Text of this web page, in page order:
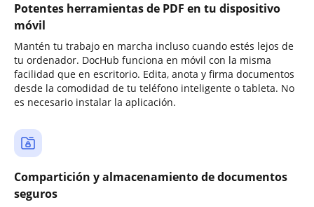
Potentes herramientas de PDF en tu dispositivo
móvil
Mantén tu trabajo en marcha incluso cuando estés lejos de
tu ordenador. DocHub funciona en móvil con la misma
facilidad que en escritorio. Edita, anota y firma documentos
desde la comodidad de tu teléfono inteligente o tableta. No
es necesario instalar la aplicación.
Compartición y almacenamiento de documentos
seguros